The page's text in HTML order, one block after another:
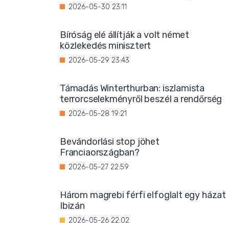
2026-05-30 23:11
Bíróság elé állítják a volt német
közlekedés minisztert
2026-05-29 23:43
Támadás Winterthurban: iszlamista
terrorcselekményről beszél a rendőrség
2026-05-28 19:21
Bevándorlási stop jöhet
Franciaországban?
2026-05-27 22:59
Három magrebi férfi elfoglalt egy házat
Ibizán
2026-05-26 22:02